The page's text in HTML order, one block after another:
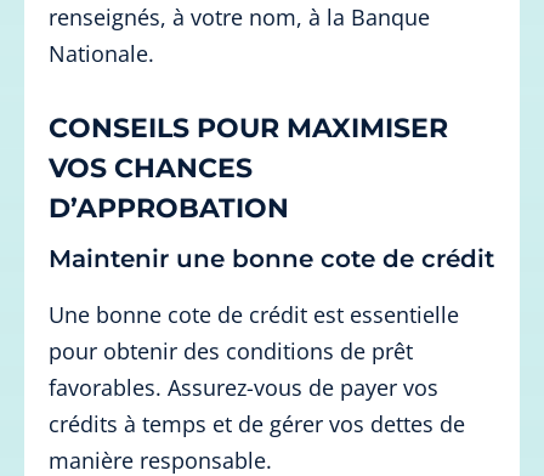
renseignés, à votre nom, à la Banque
Nationale.
CONSEILS POUR MAXIMISER
VOS CHANCES
D’APPROBATION
Maintenir une bonne cote de crédit
Une bonne cote de crédit est essentielle
pour obtenir des conditions de prêt
favorables. Assurez-vous de payer vos
crédits à temps et de gérer vos dettes de
manière responsable.